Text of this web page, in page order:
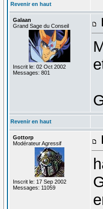
Revenir en haut
Galaan
Grand Sage du Conseil
Inscrit le: 02 Oct 2002
Messages: 801
Revenir en haut
Gottorp
Modérateur Agressif
Inscrit le: 17 Sep 2002
Messages: 11059